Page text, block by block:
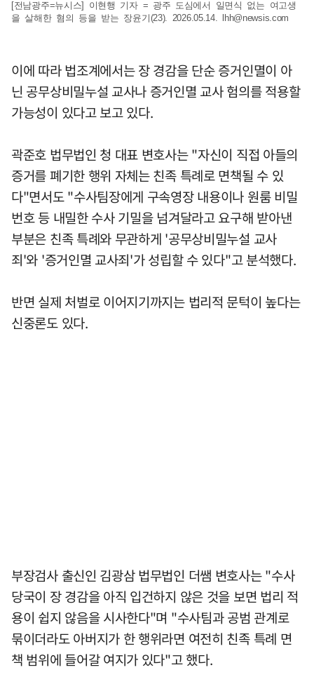
[전남광주=뉴시스] 이현행 기자 = 광주 도심에서 일면식 없는 여고생
을 살해한 혐의 등을 받는 장윤기(23). 2026.05.14.
lhh@newsis.com
이에 따라 법조계에서는 장 경감을 단순 증거인멸이 아
닌 공무상비밀누설 교사나 증거인멸 교사 험의를 적용할
가능성이 있다고 보고 있다.
곽준호 법무법인 청 대표 변호사는 "자신이 직접 아들의
증거를 폐기한 행위 자체는 친족 특례로 면책될 수 있
다"면서도 "수사팀장에게 구속영장 내용이나 원룸 비밀
번호 등 내밀한 수사 기밀을 넘겨달라고 요구해 받아낸
부분은 친족 특례와 무관하게 '공무상비밀누설 교사
죄'와 '증거인멸 교사죄'가 성립할 수 있다"고 분석했다.
반면 실제 처벌로 이어지기까지는 법리적 문턱이 높다는
신중론도 있다.
부장검사 출신인 김광삼 법무법인 더쌤 변호사는 "수사
당국이 장 경감을 아직 입건하지 않은 것을 보면 법리 적
용이 쉽지 않음을 시사한다"며 "수사팀과 공범 관계로
묶이더라도 아버지가 한 행위라면 여전히 친족 특례 면
책 범위에 들어갈 여지가 있다"고 했다.